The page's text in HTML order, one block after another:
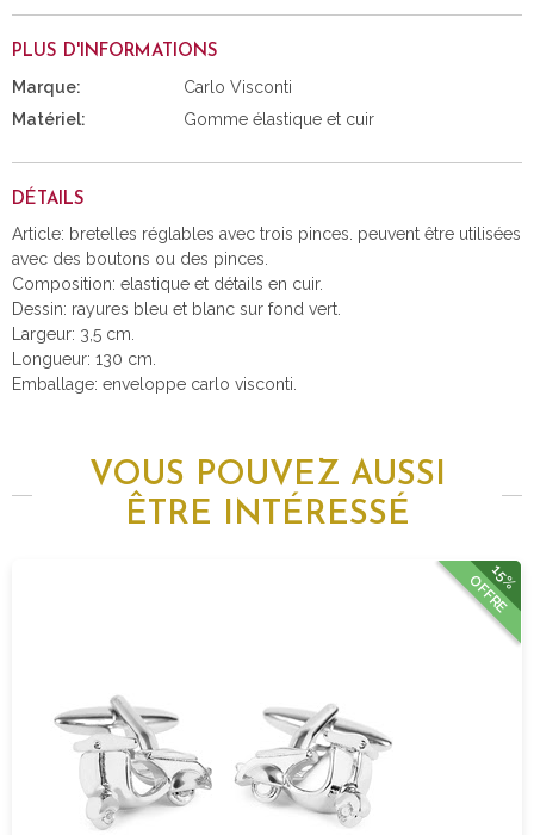
PLUS D'INFORMATIONS
Marque:
Carlo Visconti
Matériel:
Gomme élastique et cuir
DÉTAILS
Article: bretelles réglables avec trois pinces. peuvent être utilisées
avec des boutons ou des pinces.
Composition: elastique et détails en cuir.
Dessin: rayures bleu et blanc sur fond vert.
Largeur: 3,5 cm.
Longueur: 130 cm.
Emballage: enveloppe carlo visconti.
VOUS POUVEZ AUSSI
ÊTRE INTÉRESSÉ
15%
OFFRE